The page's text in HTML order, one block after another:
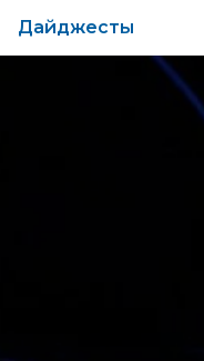
Дайджесты